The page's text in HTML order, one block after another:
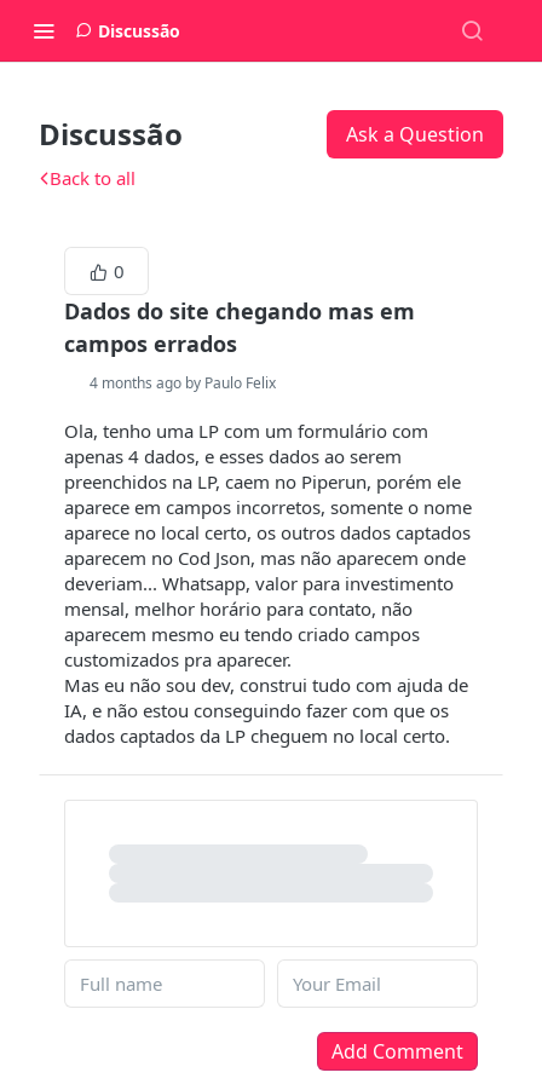
Discussão
Discussão Ask a Question
Back to all
0
Dados do site chegando mas em
campos errados
4 months ago by Paulo Felix
Ola, tenho uma LP com um formulário com
apenas 4 dados, e esses dados ao serem
preenchidos na LP, caem no Piperun, porém ele
aparece em campos incorretos, somente o nome
aparece no local certo, os outros dados captados
aparecem no Cod Json, mas não aparecem onde
deveriam... Whatsapp, valor para investimento
mensal, melhor horário para contato, não
aparecem mesmo eu tendo criado campos
customizados pra aparecer.
Mas eu não sou dev, construi tudo com ajuda de
IA, e não estou conseguindo fazer com que os
dados captados da LP cheguem no local certo.
Add Comment